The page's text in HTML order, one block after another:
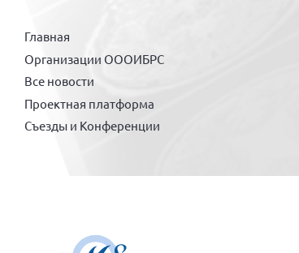
Главная
Организации ОООИБРС
Все новости
Проектная платформа
Съезды и Конференции